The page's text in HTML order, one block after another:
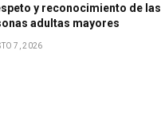
y reconocimiento de las
adultas mayores
7, 2026